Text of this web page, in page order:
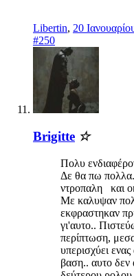
Libertin, 20
#250
Brigitte ☆
Πολυ
Δε θα πω
ντροπαλη και
Με καλυψαν
εκφραστηκαν
γι'αυτο..
περίπτωση,
υπερισχύει
βαση.. αυτο δεν